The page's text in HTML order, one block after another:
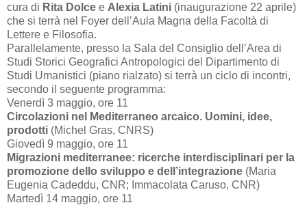
cura di Rita Dolce e Alexia Latini (inaugurazione 22 aprile)
che si terrà nel Foyer dell’Aula Magna della Facoltà di
Lettere e Filosofia.
Parallelamente, presso la Sala del Consiglio dell’Area di
Studi Storici Geografici Antropologici del Dipartimento di
Studi Umanistici (piano rialzato) si terrà un ciclo di incontri,
secondo il seguente programma:
Venerdì 3 maggio, ore 11
Circolazioni nel Mediterraneo arcaico. Uomini, idee,
prodotti (Michel Gras, CNRS)
Giovedì 9 maggio, ore 11
Migrazioni mediterranee: ricerche interdisciplinari per la
promozione dello sviluppo e dell’integrazione (Maria
Eugenia Cadeddu, CNR; Immacolata Caruso, CNR)
Martedì 14 maggio, ore 11